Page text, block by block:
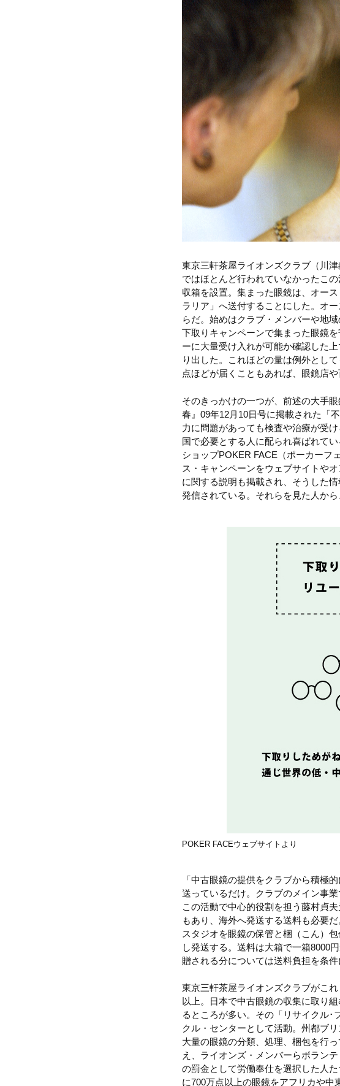
東京三軒茶屋ライオンズクラブ（川
ではほとんど行われていなかったこ
収箱を設置。集まった眼鏡は、オー
ラリア」へ送付することにした。オ
らだ。始めはクラブ・メンバーや地
下取りキャンペーンで集まった眼鏡
ーに大量受け入れが可能か確認した
り出した。これほどの量は例外とし
点ほどが届くこともあれば、眼鏡店
そのきっかけの一つが、前述の大手
春』09年12月10日号に掲載された「
力に問題があっても検査や治療が受
国で必要とする人に配られ喜ばれて
ショップPOKER FACE（ポーカーフ
ス・キャンペーンをウェブサイトや
に関する説明も掲載され、そうした
発信されている。それらを見た人か
POKER FACEウェブサイトより
「中古眼鏡の提供をクラブから積極
送っているだけ。クラブのメイン事
この活動で中心的役割を担う藤村貞
もあり、海外へ発送する送料も必要
スタジオを眼鏡の保管と梱（こん）
し発送する。送料は大箱で一箱8000
贈される分については送料負担を条件
東京三軒茶屋ライオンズクラブがこ
以上。日本で中古眼鏡の収集に取り
るところが多い。その「リサイクル･
クル・センターとして活動。州都ブ
大量の眼鏡の分類、処理、梱包を行
え、ライオンズ・メンバーらボラン
の罰金として労働奉仕を選択した人
に700万点以上の眼鏡をアフリカや中